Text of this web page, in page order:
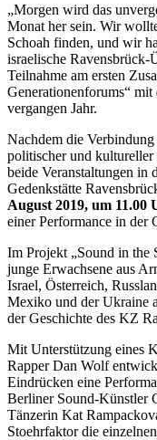
„Morgen wird das
Monat her sein. Wir
Schoah finden, und wir
israelische Ravensbrück-
Teilnahme am ersten
Generationenforums“
vergangen Jahr.
Nachdem die
politischer und
beide Veranstaltungen in
Gedenkstätte
August 2019, um 11.00
einer Performance in der
Im Projekt „Sound in the
junge Erwachsene aus
Israel, Österreich,
Mexiko und der Ukraine
der Geschichte des KZ
Mit Unterstützung eines
Rapper Dan Wolf
Eindrücken eine
Berliner Sound-Künstler
Tänzerin Kat
Stoehrfaktor die